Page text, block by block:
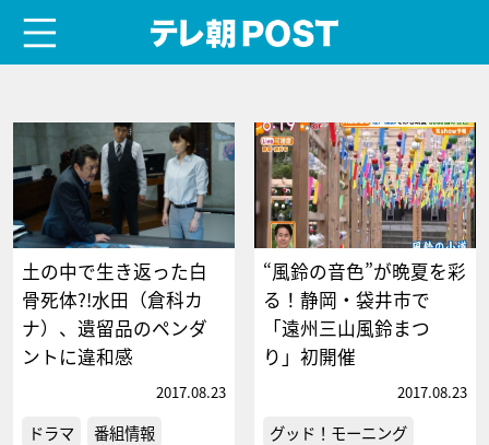
土の中で生き返った白
骨死体?!水田（倉科カ
ナ）、遺留品のペンダ
ントに違和感
2017.08.23
ドラマ
番組情報
“風鈴の音色”が晩夏を彩
る！静岡・袋井市で
「遠州三山風鈴まつ
り」初開催
2017.08.23
グッド！モーニング